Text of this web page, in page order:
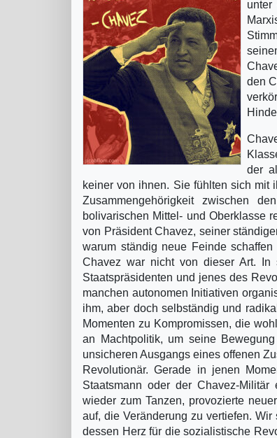
den
der
keiner von ihnen. Sie fühlten sich mit
Zusammengehörigkeit zwischen
bolivarischen Mittel- und Oberklasse
von Präsident Chavez, seiner
warum ständig neue Feinde
Chavez war nicht von dieser Art.
Staatspräsidenten und jenes des
manchen autonomen Initiativen
ihm, aber doch selbständig und
Momenten zu Kompromissen, die
an Machtpolitik, um seine
unsicheren Ausgangs eines offenen
Revolutionär. Gerade in jenen
Staatsmann oder der Chavez-
wieder zum Tanzen, provozierte
auf, die Veränderung zu vertiefen.
dessen Herz für die sozialistische